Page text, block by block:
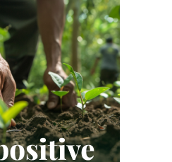
OBLIGATIE
HERBEBOSSING
JAPAN
KENIA
KOFFIE
LANDBOUW